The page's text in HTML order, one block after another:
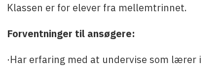
Klassen er for elever fra mellemtrinnet.
Forventninger til ansøgere:
·Har erfaring med at undervise som lærer i